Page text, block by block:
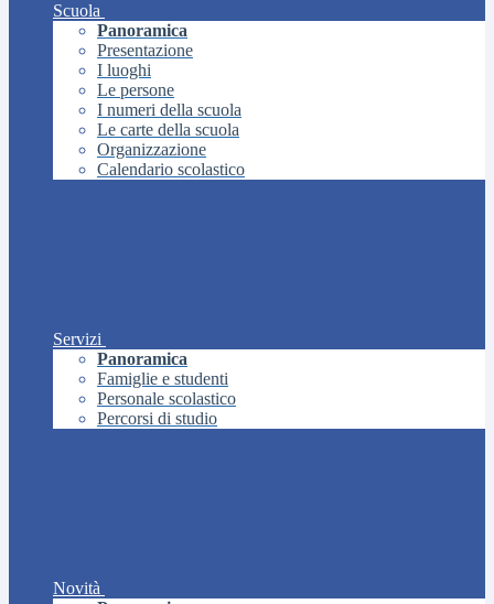
Scuola
Panoramica
Presentazione
I luoghi
Le persone
I numeri della scuola
Le carte della scuola
Organizzazione
Calendario scolastico
Servizi
Panoramica
Famiglie e studenti
Personale scolastico
Percorsi di studio
Novità